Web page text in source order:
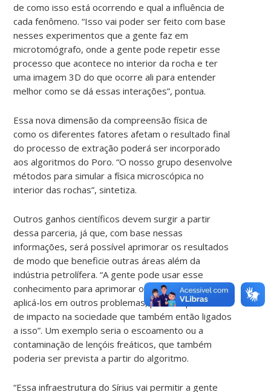
de como isso está ocorrendo e qual a influência de
cada fenômeno. “Isso vai poder ser feito com base
nesses experimentos que a gente faz em
microtomógrafo, onde a gente pode repetir esse
processo que acontece no interior da rocha e ter
uma imagem 3D do que ocorre ali para entender
melhor como se dá essas interações”, pontua.
Essa nova dimensão da compreensão física de
como os diferentes fatores afetam o resultado final
do processo de extração poderá ser incorporado
aos algoritmos do Poro. “O nosso grupo desenvolve
métodos para simular a física microscópica no
interior das rochas”, sintetiza.
Outros ganhos científicos devem surgir a partir
dessa parceria, já que, com base nessas
informações, será possível aprimorar os resultados
de modo que beneficie outras áreas além da
indústria petrolífera. “A gente pode usar esse
conhecimento para aprimorar os algoritmos e
aplicá-los em outros problemas, pois há questões
de impacto na sociedade que também então ligados
a isso”. Um exemplo seria o escoamento ou a
contaminação de lençóis freáticos, que também
poderia ser prevista a partir do algoritmo.
“Essa infraestrutura do Sírius vai permitir a gente